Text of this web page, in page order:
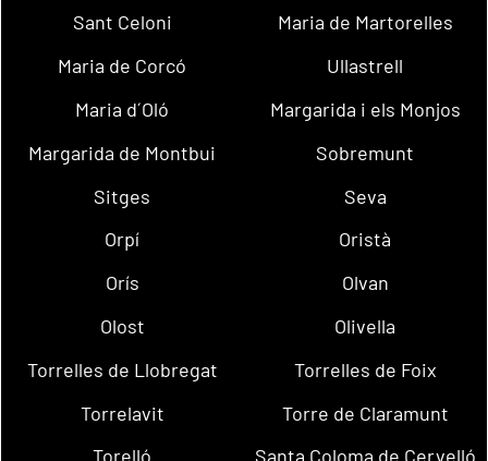
Sant Celoni
Maria de Martorelles
Maria de Corcó
Ullastrell
Maria d´Oló
Margarida i els Monjos
Margarida de Montbui
Sobremunt
Sitges
Seva
Orpí
Oristà
Orís
Olvan
Olost
Olivella
Torrelles de Llobregat
Torrelles de Foix
Torrelavit
Torre de Claramunt
Torelló
Santa Coloma de Cervelló